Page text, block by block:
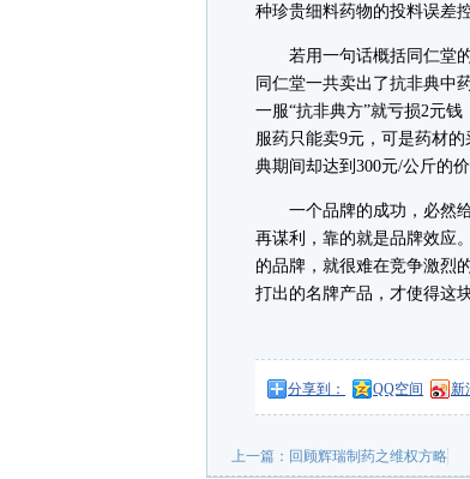
种珍贵细料药物的投料误差
若用一句话概括同仁堂的
同仁堂一共卖出了抗非典中
一服“抗非典方”就亏损2元
服药只能卖9元，可是药材
典期间却达到300元/公斤的
一个品牌的成功，必然给
再谋利，靠的就是品牌效应
的品牌，就很难在竞争激烈
打出的名牌产品，才使得这
分享到： QQ空间 新
上一篇： 回顾辉瑞制药之维权方略